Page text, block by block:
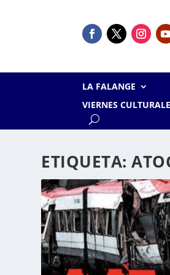
LA FALANGE
VIERNES
ETIQUETA: